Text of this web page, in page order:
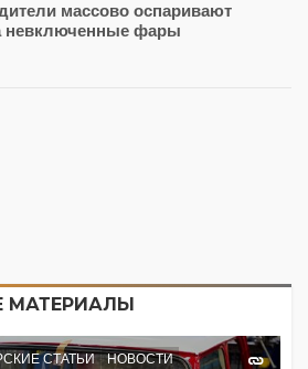
массово оспаривают
невключенные фары
МАТЕРИАЛЫ
СТАТЬИ НОВОСТИ